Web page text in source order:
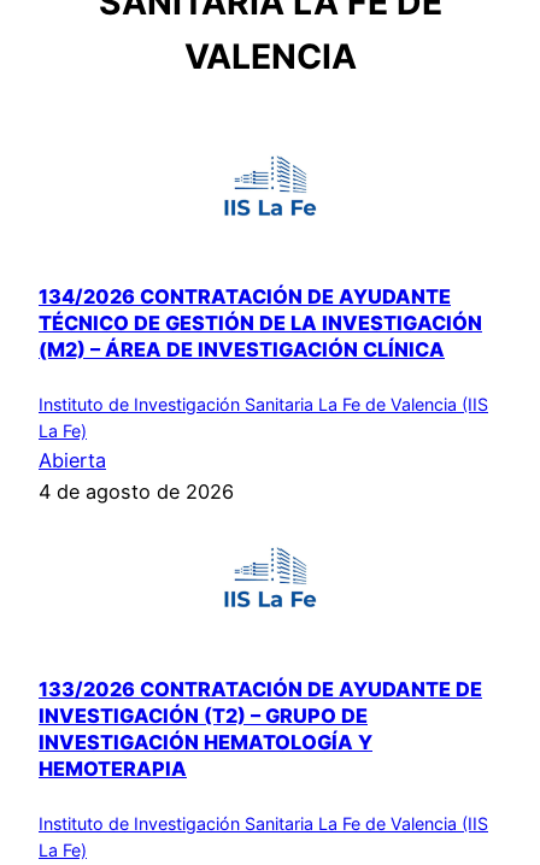
VALENCIA
134/2026 CONTRATACIÓN DE AYUDANTE
TÉCNICO DE GESTIÓN DE LA INVESTIGACIÓN
(M2) – ÁREA DE INVESTIGACIÓN CLÍNICA
Instituto de Investigación Sanitaria La Fe de Valencia (IIS
La Fe)
Abierta
4 de agosto de 2026
133/2026 CONTRATACIÓN DE AYUDANTE DE
INVESTIGACIÓN (T2) – GRUPO DE
INVESTIGACIÓN HEMATOLOGÍA Y
HEMOTERAPIA
Instituto de Investigación Sanitaria La Fe de Valencia (IIS
La Fe)